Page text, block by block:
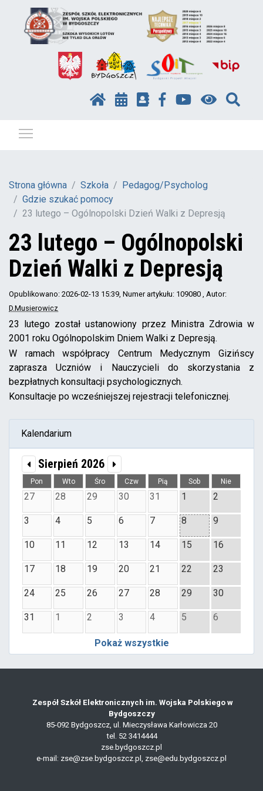
Strona główna Szkoła
Pedagog/Psycholog
Gdzie szukać pomocy
23 lutego – Ogólnopolski Dzień Walki z Depresją
23 lutego – Ogólnopolski
Dzień Walki z Depresją
Opublikowano: 2026-02-13 15:39, Numer artykułu: 109080 , Autor:
D.Musierowicz
23 lutego został ustanowiony przez Ministra Zdrowia w
2001 roku Ogólnopolskim Dniem Walki z Depresją.
W ramach współpracy Centrum Medycznym Gizińscy
zaprasza Uczniów i Nauczycieli do skorzystania z
bezpłatnych konsultacji psychologicznych.
Konsultacje po wcześniejszej rejestracji telefonicznej.
Kalendarium
Sierpień 2026
Pon Wto Śro Czw Pią Sob Nie
27 28 29 30 31 1 2
3 4 5 6 7 8 9
10 11 12 13 14 15 16
17 18 19 20 21 22 23
24 25 26 27 28 29 30
31 1 2 3 4 5 6
Pokaż wszystkie
Zespół Szkół Elektronicznych im. Wojska Polskiego w
Bydgoszczy
85-092 Bydgoszcz, ul. Mieczysława Karłowicza 20
tel. 52 3414444
zse.bydgoszcz.pl
e-mail: zse@zse.bydgoszcz.pl, zse@edu.bydgoszcz.pl